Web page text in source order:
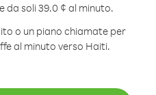
da soli 39.0 ¢ al minuto.
o un piano chiamate per
al minuto verso Haiti.